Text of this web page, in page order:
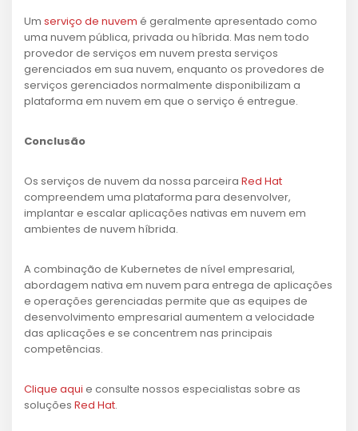
Um serviço de nuvem é geralmente apresentado como
uma nuvem pública, privada ou híbrida. Mas nem todo
provedor de serviços em nuvem presta serviços
gerenciados em sua nuvem, enquanto os provedores de
serviços gerenciados normalmente disponibilizam a
plataforma em nuvem em que o serviço é entregue.
Conclusão
Os serviços de nuvem da nossa parceira Red Hat
compreendem uma plataforma para desenvolver,
implantar e escalar aplicações nativas em nuvem em
ambientes de nuvem híbrida.
A combinação de Kubernetes de nível empresarial,
abordagem nativa em nuvem para entrega de aplicações
e operações gerenciadas permite que as equipes de
desenvolvimento empresarial aumentem a velocidade
das aplicações e se concentrem nas principais
competências.
Clique aqui e consulte nossos especialistas sobre as
soluções Red Hat.